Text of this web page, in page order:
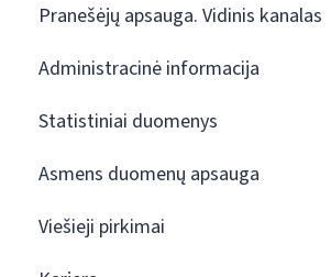
Pranešėjų apsauga. Vidinis kanalas
Administracinė informacija
Statistiniai duomenys
Asmens duomenų apsauga
Viešieji pirkimai